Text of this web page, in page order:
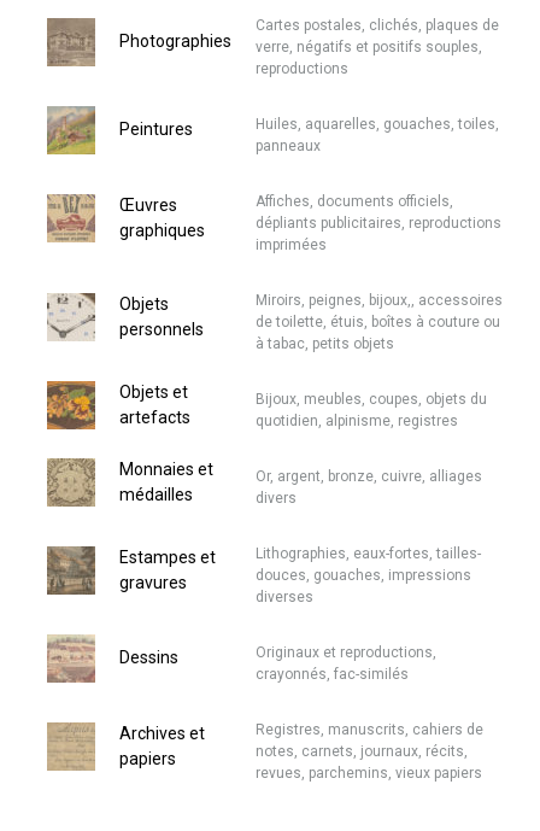
Photographies
Cartes postales, clichés, plaques de
verre, négatifs et positifs souples,
reproductions
Peintures
Huiles, aquarelles, gouaches, toiles,
panneaux
Œuvres
graphiques
Affiches, documents officiels,
dépliants publicitaires, reproductions
imprimées
Objets
personnels
Miroirs, peignes, bijoux,, accessoires
de toilette, étuis, boîtes à couture ou
à tabac, petits objets
Objets et
artefacts
Bijoux, meubles, coupes, objets du
quotidien, alpinisme, registres
Monnaies et
médailles
Or, argent, bronze, cuivre, alliages
divers
Estampes et
gravures
Lithographies, eaux-fortes, tailles-
douces, gouaches, impressions
diverses
Dessins
Originaux et reproductions,
crayonnés, fac-similés
Archives et
papiers
Registres, manuscrits, cahiers de
notes, carnets, journaux, récits,
revues, parchemins, vieux papiers